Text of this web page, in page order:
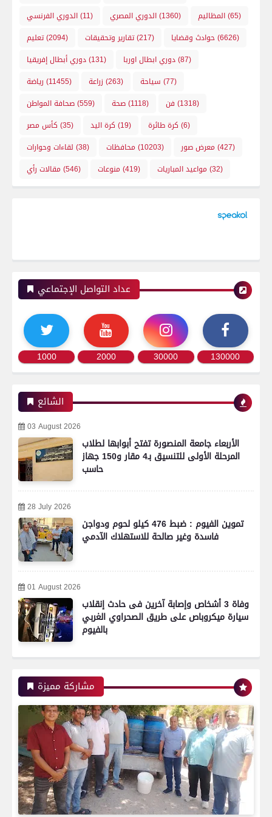
الدوري الفرنسي(11) الدوري المصري(1360) المظاليم(65)
تعليم(2094) تقارير وتحقيقات(217) حوادث وقضايا(6626)
دوري أبطال إفريقيا(131) دوري ابطال اوربا(87)
رياضة (11455) زراعة (263) سياحة (77)
صحافة المواطن(559) صحة(1118) فن (1318)
كأس مصر (35) كرة اليد (19) كرة طائرة (6)
لقاءات وحوارات (38) محافظات (10203) معرض صور (427)
مقالات رأي (546) منوعات (419) مواعيد المباريات (32)
عداد التواصل الإجتماعي
1000 2000 30000 130000
الشائع
03 August 2026
الأربعاء جامعة المنصورة تفتح أبوابها لطلاب
المرحلة الأولى للتنسيق بـ4 مقار و150 جهاز
حاسب
28 July 2026
تموين الفيوم : ضبط 476 كيلو لحوم ودواجن
فاسدة وغير صالحة للاستهلاك الآدمي
01 August 2026
وفاة 3 أشخاص وإصابة آخرين فى حادث إنقلاب
سيارة ميكروباص على طريق الصحراوي الغربي
بالفيوم
مشاركة مميزة
رياضة
اتحاد العاصمة الجزائرى بطلاً لكأس الكونفدرالية
الإفريقية للمرة الثانية في تاريخه
رياضة